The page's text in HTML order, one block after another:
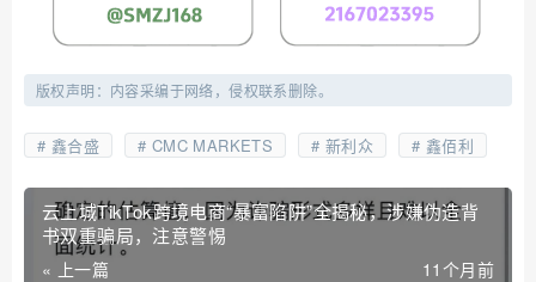
版权声明：内容采编于网络，侵权联系删除。
鑫合盛 CMC MARKETS 新利众 鑫佰利
云上城TikTok跨境电商“暴富陷阱”全揭秘，涉嫌伪造背
书双重骗局，注意警惕
« 上一篇 11个月前